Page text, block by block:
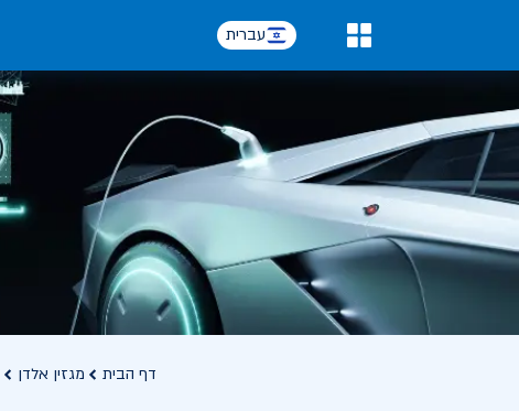
עברית
דף הבית מגזין אלדן